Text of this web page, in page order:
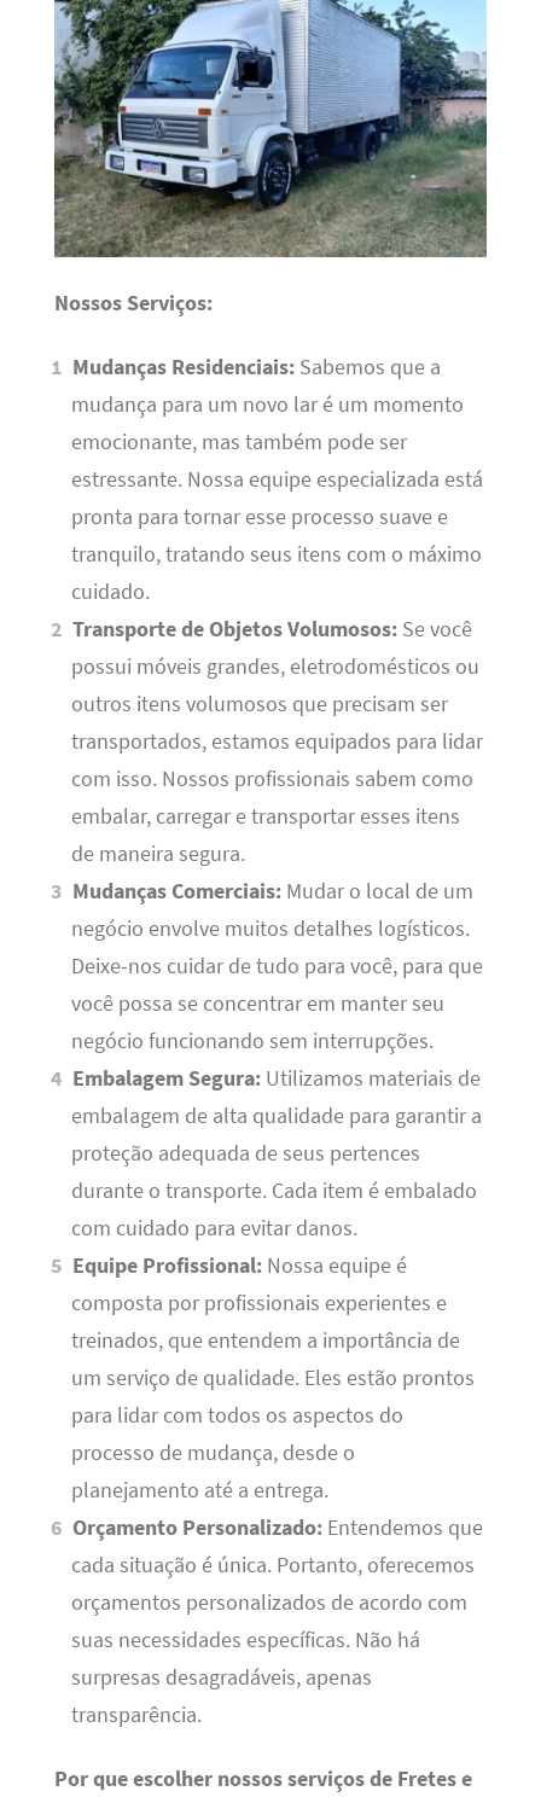
Nossos Serviços:
Mudanças Residenciais: Sabemos que a
mudança para um novo lar é um momento
emocionante, mas também pode ser
estressante. Nossa equipe especializada está
pronta para tornar esse processo suave e
tranquilo, tratando seus itens com o máximo
cuidado.
Transporte de Objetos Volumosos: Se você
possui móveis grandes, eletrodomésticos ou
outros itens volumosos que precisam ser
transportados, estamos equipados para lidar
com isso. Nossos profissionais sabem como
embalar, carregar e transportar esses itens
de maneira segura.
Mudanças Comerciais: Mudar o local de um
negócio envolve muitos detalhes logísticos.
Deixe-nos cuidar de tudo para você, para que
você possa se concentrar em manter seu
negócio funcionando sem interrupções.
Embalagem Segura: Utilizamos materiais de
embalagem de alta qualidade para garantir a
proteção adequada de seus pertences
durante o transporte. Cada item é embalado
com cuidado para evitar danos.
Equipe Profissional: Nossa equipe é
composta por profissionais experientes e
treinados, que entendem a importância de
um serviço de qualidade. Eles estão prontos
para lidar com todos os aspectos do
processo de mudança, desde o
planejamento até a entrega.
Orçamento Personalizado: Entendemos que
cada situação é única. Portanto, oferecemos
orçamentos personalizados de acordo com
suas necessidades específicas. Não há
surpresas desagradáveis, apenas
transparência.
Por que escolher nossos serviços de Fretes e